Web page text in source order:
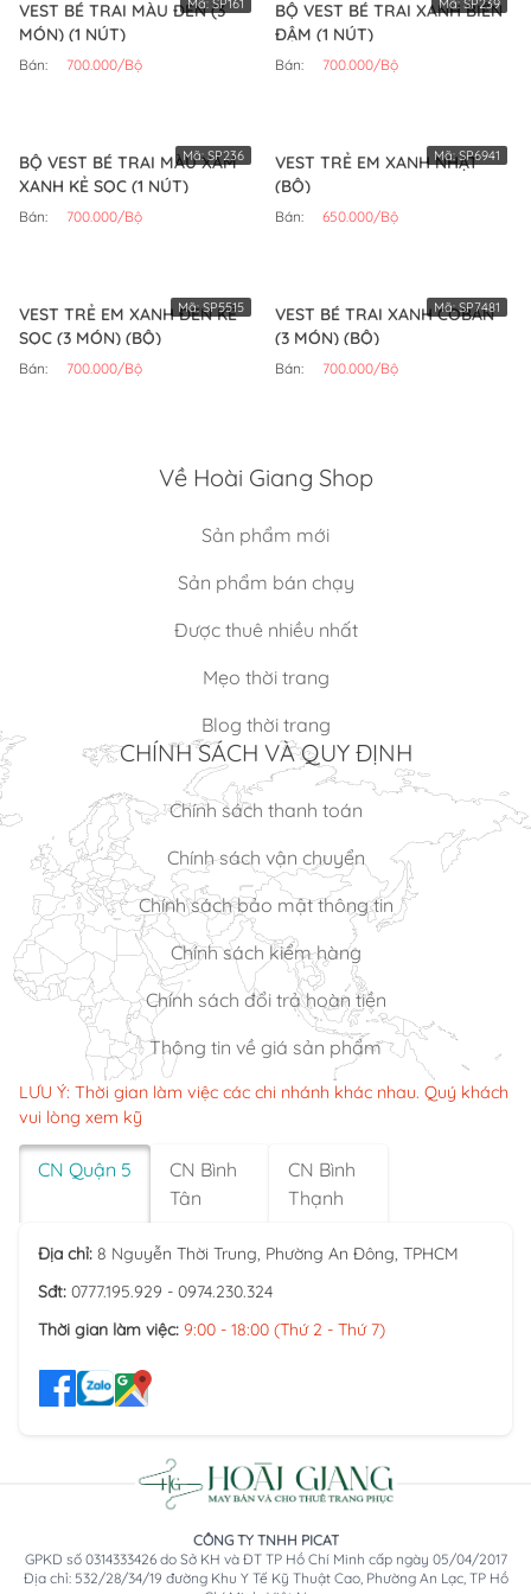
VEST BÉ TRAI MÀU ĐEN (3
MÓN) (1 NÚT)
Bán: 700.000/Bộ
Mã: SP161
BỘ VEST BÉ TRAI XANH BIỂN
ĐẬM (1 NÚT)
Bán: 700.000/Bộ
Mã: SP239
BỘ VEST BÉ TRAI MÀU XÁM
XANH KẺ SỌC (1 NÚT)
Bán: 700.000/Bộ
Mã:SP236
VEST TRẺ EM XANH NHẠT
(BỘ)
Bán: 650.000/Bộ
Mã:SP6941
VEST TRẺ EM XANH ĐEN KẺ
SỌC (3 MÓN) (BỘ)
Bán: 700.000/Bộ
Mã:SP5515
VEST BÉ TRAI XANH COBAN
(3 MÓN) (BỘ)
Bán: 700.000/Bộ
Mã:SP7481
Về Hoài Giang Shop
Sản phẩm mới
Sản phẩm bán chạy
Được thuê nhiều nhất
Mẹo thời trang
Blog thời trang
CHÍNH SÁCH VÀ QUY ĐỊNH
Chính sách thanh toán
Chính sách vận chuyển
Chính sách bảo mật thông tin
Chính sách kiểm hàng
Chính sách đổi trả hoàn tiền
Thông tin về giá sản phẩm
LƯU Ý: Thời gian làm việc các chi nhánh khác nhau. Quý khách
vui lòng xem kỹ
CN Quận 5
CN Bình
Tân
CN Bình
Thạnh
Địa chỉ: 8 Nguyễn Thời Trung, Phường An Đông, TPHCM
Sđt: 0777.195.929 - 0974.230.324
Thời gian làm việc: 9:00 - 18:00 (Thứ 2 - Thứ 7)
CÔNG TY TNHH PICAT
GPKD số 0314333426 do Sở KH và ĐT TP Hồ Chí Minh cấp ngày 05/04/2017
Địa chỉ: 532/28/34/19 đường Khu Y Tế Kỹ Thuật Cao, Phường An Lạc, TP Hồ